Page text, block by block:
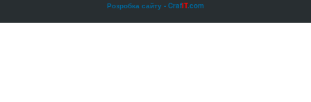
Розробка сайту - CrafIT.com